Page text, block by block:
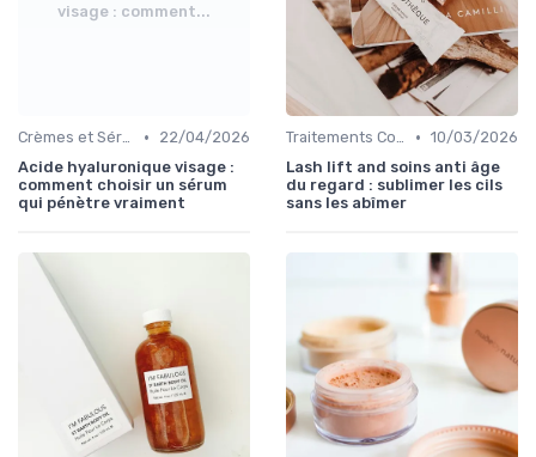
visage : comment...
Crèmes et Sérums Anti-Rides •
22/04/2026
Acide hyaluronique visage :
comment choisir un sérum
qui pénètre vraiment
Traitements Contour des Yeux • 10/03/2026
Lash lift and soins anti âge
du regard : sublimer les cils
sans les abîmer